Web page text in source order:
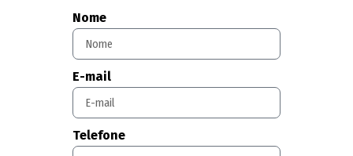
Nome
E-mail
Telefone